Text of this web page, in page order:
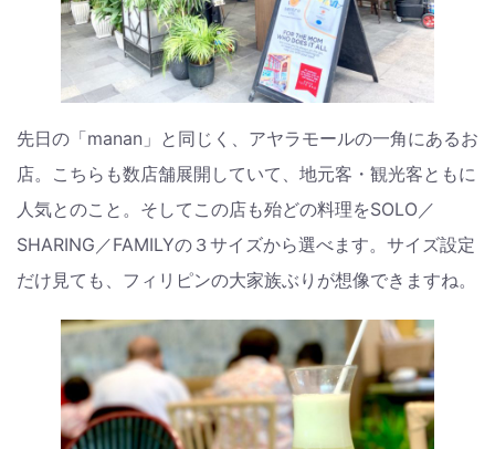
先日の「manan」と同じく、アヤラモールの一角にあるお
店。こちらも数店舗展開していて、地元客・観光客ともに
人気とのこと。そしてこの店も殆どの料理をSOLO／
SHARING／FAMILYの３サイズから選べます。サイズ設定
だけ見ても、フィリピンの大家族ぶりが想像できますね。